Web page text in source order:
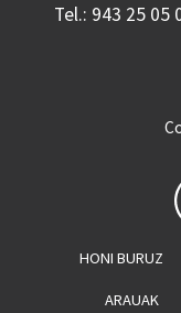
Tel.: 943 25 05
HONI BURUZ
ARAUAK